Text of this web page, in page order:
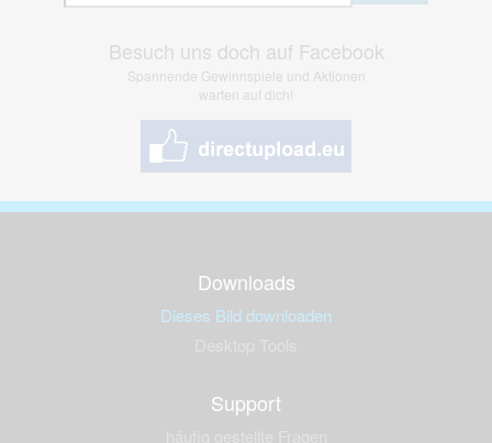
Besuch uns doch auf Facebook
Spannende Gewinnspiele und Aktionen
warten auf dich!
Downloads
Dieses Bild downloaden
Support